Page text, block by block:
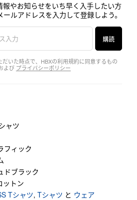
報やお知らせをいち早く入手したい方
ルアドレスを入力して登録しよう。
購読
だいた時点で、HBXの利用規約に同意するもの
よび プライバシーポリシー
ャツ
フィック
ドブラック
ットン
Tシャツ, Tシャツ と ウェア